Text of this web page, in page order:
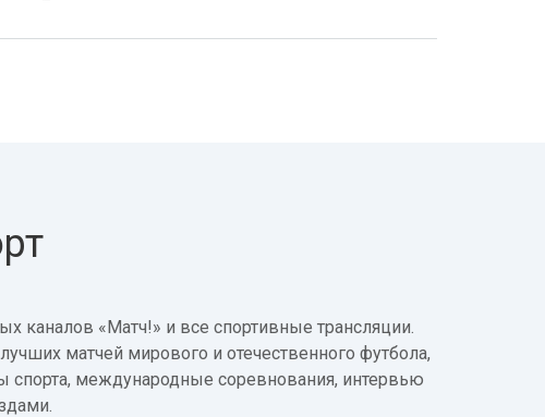
каналов «Матч!» и все спортивные трансляции.
матчей мирового и отечественного футбола,
спорта, международные соревнования, интервью